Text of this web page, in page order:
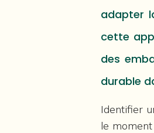
adapter
cette
des
durable
Identifier
le